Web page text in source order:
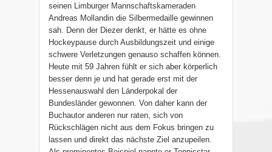
seinen Limburger Mannschaftskameraden
Andreas Mollandin die Silbermedaille gewinnen
sah. Denn der Diezer denkt, er hätte es ohne
Hockeypause durch Ausbildungszeit und einige
schwere Verletzungen genauso schaffen können.
Heute mit 59 Jahren fühlt er sich aber körperlich
besser denn je und hat gerade erst mit der
Hessenauswahl den Länderpokal der
Bundesländer gewonnen. Von daher kann der
Buchautor anderen nur raten, sich von
Rückschlägen nicht aus dem Fokus bringen zu
lassen und direkt das nächste Ziel anzupeilen.